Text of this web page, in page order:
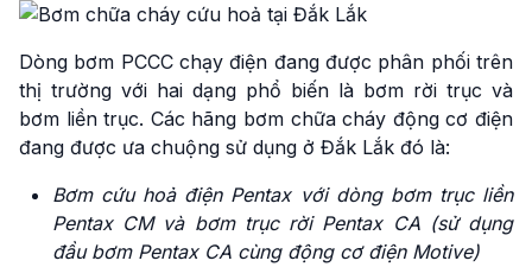
Dòng bơm PCCC chạy điện đang được phân phối trên
thị trường với hai dạng phổ biến là bơm rời trục và
bơm liền trục. Các hãng bơm chữa cháy động cơ điện
đang được ưa chuộng sử dụng ở Đắk Lắk đó là:
Bơm cứu hoả điện Pentax với dòng bơm trục liền
Pentax CM và bơm trục rời Pentax CA (sử dụng
đầu bơm Pentax CA cùng động cơ điện Motive)